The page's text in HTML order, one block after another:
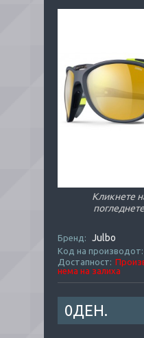
Кликнете
Бренд: Julbo
Код на производот:
Достапност:
нема на залиха
0ДЕН.